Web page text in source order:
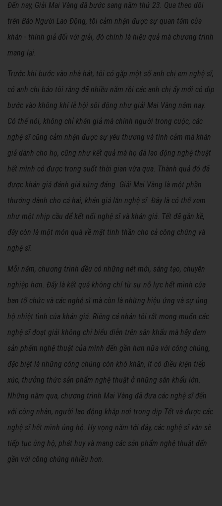
Đến nay, Giải Mai Vàng đã bước sang năm thứ 23. Qua theo dõi
trên Báo Người Lao Động, tôi cảm nhận được sự quan tâm của
khán - thính giả đối với giải, đó chính là hiệu quả mà chương trình
mang lại.
Trước khi bước vào nhà hát, tôi có gặp một số anh chị em nghệ sĩ,
có anh chị bảo tôi rằng đã nhiều năm rồi các anh chị ấy mới có dịp
bước vào không khí lễ hội sôi động như giải Mai Vàng năm nay.
Có thể nói, không chỉ khán giả mà chính người trong cuộc, các
nghệ sĩ cũng cảm nhận được sự yêu thương và tình cảm mà khán
giả dành cho họ, cũng như kết quả mà họ đã lao động nghệ thuật
hết mình có được trong suốt thời gian vừa qua. Thành quả đó đã
được khán giả đánh giá xứng đáng. Giải Mai Vàng là một phần
thưởng dành cho cả hai, khán giả lẫn nghệ sĩ. Đây là có thể xem
như một nhịp cầu để kết nối nghệ sĩ và khán giả. Tết đã gần kề,
đây còn là một món quà về mặt tinh thần cho cả công chúng và
nghệ sĩ.
Mỗi năm, chương trình đều có những nét mới, sáng tạo, chuyên
nghiệp hơn. Đấy là kết quả không chỉ từ sự nỗ lực hết mình của
ban tổ chức và các nghệ sĩ mà còn là những hiệu ứng và sự ủng
hộ nhiệt tình của khán giả. Riêng cá nhân tôi rất mong muốn các
nghệ sĩ đoạt giải không chỉ biểu diễn trên sân khấu mà hãy đem
sản phẩm nghệ thuật của mình đến gần hơn nữa với công chúng,
đặc biệt là những công chúng còn khó khăn, ít có điều kiện tiếp
xúc, thưởng thức sản phẩm nghệ thuật ở những sân khấu lớn.
Những năm qua, chương trình Mai Vàng đã đưa các nghệ sĩ đến
với công nhân, người lao động khắp nơi trong dịp Tết và được các
nghệ sĩ hết mình ủng hộ. Hy vọng năm tới đây, các nghệ sĩ vẫn sẽ
tiếp tục ủng hộ, phát huy và mang các sản phẩm nghệ thuật đến
gần với công chúng nhiều hơn.